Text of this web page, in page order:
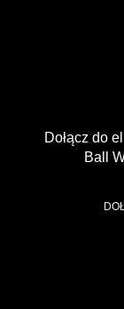
Dołącz do
Ball